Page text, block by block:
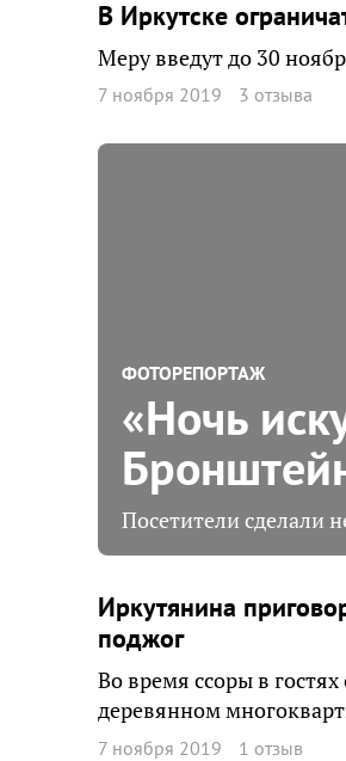
В Иркутске
Меру введут до 30
7 ноября 2019 3 отзыва
ФОТОРЕПОРТАЖ
«Ночь
Посетители сделали
Иркутянина
поджог
Во время ссоры в
деревянном
7 ноября 2019 1 отзыв